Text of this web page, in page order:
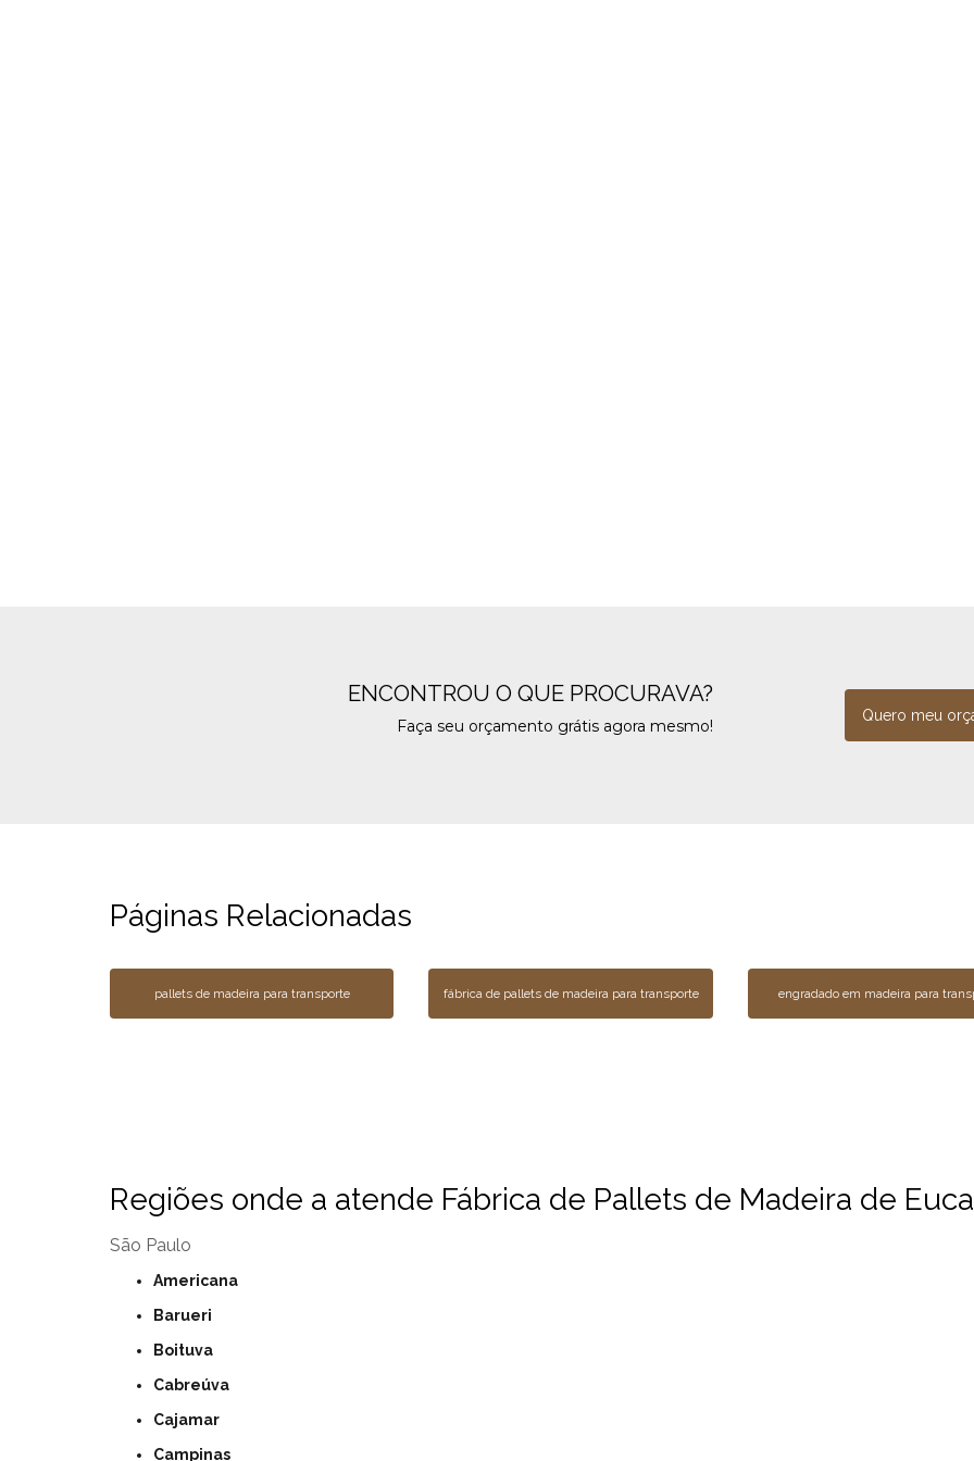
ENCONTROU O QUE PROCURAVA?
Faça seu orçamento grátis agora mesmo!
Quero meu
Páginas Relacionadas
pallets de madeira para transporte fábrica de pallets de madeira para transporte engradado em madeira para
Regiões onde a atende Fábrica de Pallets de Madeira de
São Paulo
Americana
Barueri
Boituva
Cabreúva
Cajamar
Campinas